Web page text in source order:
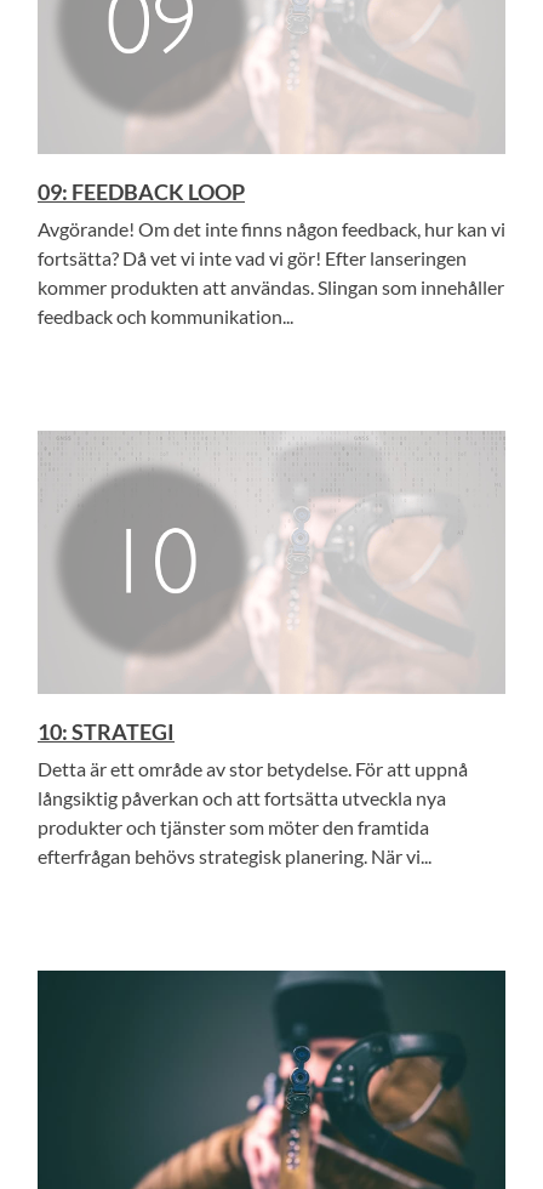
09: FEEDBACK LOOP
Avgörande! Om det inte finns någon feedback, hur kan vi
fortsätta? Då vet vi inte vad vi gör! Efter lanseringen
kommer produkten att användas. Slingan som innehåller
feedback och kommunikation...
10: STRATEGI
Detta är ett område av stor betydelse. För att uppnå
långsiktig påverkan och att fortsätta utveckla nya
produkter och tjänster som möter den framtida
efterfrågan behövs strategisk planering. När vi...